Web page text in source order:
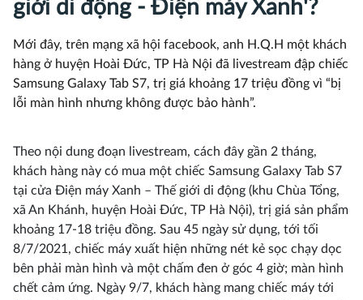
giới di động - Điện máy Xanh'?
Mới đây, trên mạng xã hội facebook, anh H.Q.H một khách
hàng ở huyện Hoài Đức, TP Hà Nội đã livestream đập chiếc
Samsung Galaxy Tab S7, trị giá khoảng 17 triệu đồng vì “bị
lỗi màn hình nhưng không được bảo hành”.
Theo nội dung đoạn livestream, cách đây gần 2 tháng,
khách hàng này có mua một chiếc Samsung Galaxy Tab S7
tại cửa Điện máy Xanh – Thế giới di động (khu Chùa Tổng,
xã An Khánh, huyện Hoài Đức, TP Hà Nội), trị giá sản phẩm
khoảng 17-18 triệu đồng. Sau 45 ngày sử dụng, tới tối
8/7/2021, chiếc máy xuất hiện những nét kẻ sọc chạy dọc
bên phải màn hình và một chấm đen ở góc 4 giờ; màn hình
chết cảm ứng. Ngày 9/7, khách hàng mang chiếc máy tới